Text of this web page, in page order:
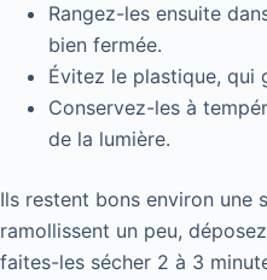
Rangez-les ensuite
bien fermée.
Évitez le plastique, qui
Conservez-les à
de la lumière.
Ils restent bons environ une
ramollissent un peu,
faites-les sécher 2 à 3